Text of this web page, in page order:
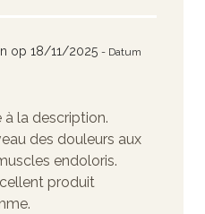
op 18/11/2025 - Datum
la description.
des douleurs aux
endoloris.
produit